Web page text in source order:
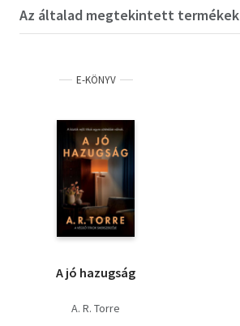
Az általad megtekintett termékek
E-KÖNYV
A jó hazugság
A. R. Torre